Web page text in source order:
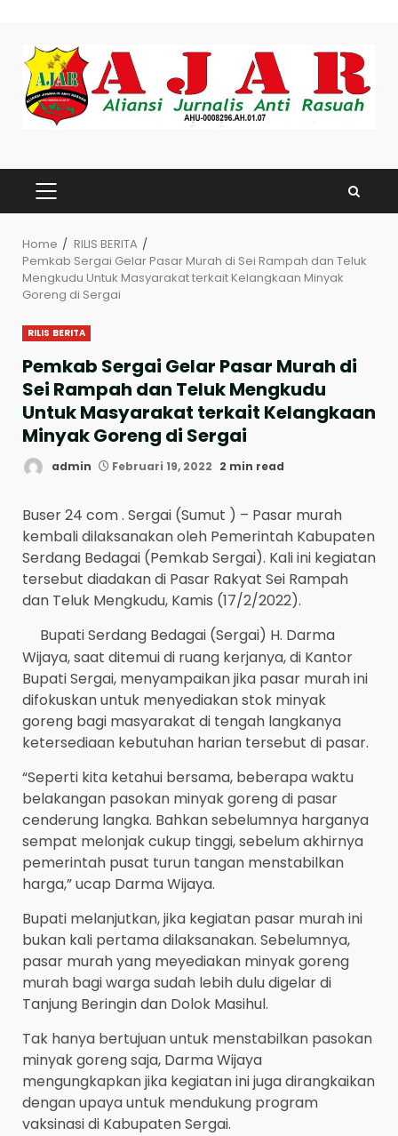
content
PRIMARY
MENU
Home
RILIS BERITA
Pemkab Sergai Gelar Pasar Murah di Sei Rampah dan Teluk
Mengkudu Untuk Masyarakat terkait Kelangkaan Minyak
Goreng di Sergai
RILIS BERITA
Pemkab Sergai Gelar Pasar Murah di
Sei Rampah dan Teluk Mengkudu
Untuk Masyarakat terkait Kelangkaan
Minyak Goreng di Sergai
admin Februari 19, 2022 2 min read
Buser 24 com . Sergai (Sumut ) – Pasar murah
kembali dilaksanakan oleh Pemerintah Kabupaten
Serdang Bedagai (Pemkab Sergai). Kali ini kegiatan
tersebut diadakan di Pasar Rakyat Sei Rampah
dan Teluk Mengkudu, Kamis (17/2/2022).
Bupati Serdang Bedagai (Sergai) H. Darma
Wijaya, saat ditemui di ruang kerjanya, di Kantor
Bupati Sergai, menyampaikan jika pasar murah ini
difokuskan untuk menyediakan stok minyak
goreng bagi masyarakat di tengah langkanya
ketersediaan kebutuhan harian tersebut di pasar.
“Seperti kita ketahui bersama, beberapa waktu
belakangan pasokan minyak goreng di pasar
cenderung langka. Bahkan sebelumnya harganya
sempat melonjak cukup tinggi, sebelum akhirnya
pemerintah pusat turun tangan menstabilkan
harga,” ucap Darma Wijaya.
Bupati melanjutkan, jika kegiatan pasar murah ini
bukan kali pertama dilaksanakan. Sebelumnya,
pasar murah yang meyediakan minyak goreng
murah bagi warga sudah lebih dulu digelar di
Tanjung Beringin dan Dolok Masihul.
Tak hanya bertujuan untuk menstabilkan pasokan
minyak goreng saja, Darma Wijaya
mengungkapkan jika kegiatan ini juga dirangkaikan
dengan upaya untuk mendukung program
vaksinasi di Kabupaten Sergai.